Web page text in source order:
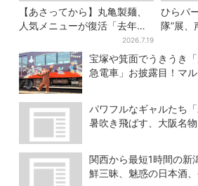
【あさってから】丸亀製麺、
人気メニューが復活「去年め
っちゃハマった」「待ってた
よ！」「夏の救世主」
2026.7.19
ひらパ
隊”展、
「今、
ており
宝塚や箕面でうきうき
急電車」お披露目！マ
パワフルなギャルたち
暑吹き飛ばす、大阪名
関西から最短1時間の新
鮮三昧、魅惑の日本酒